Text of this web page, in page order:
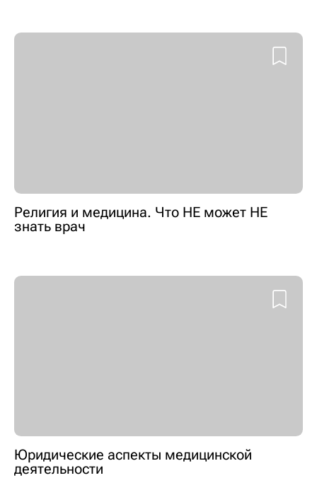
Религия и медицина. Что НЕ может НЕ
знать врач
Юридические аспекты медицинской
деятельности